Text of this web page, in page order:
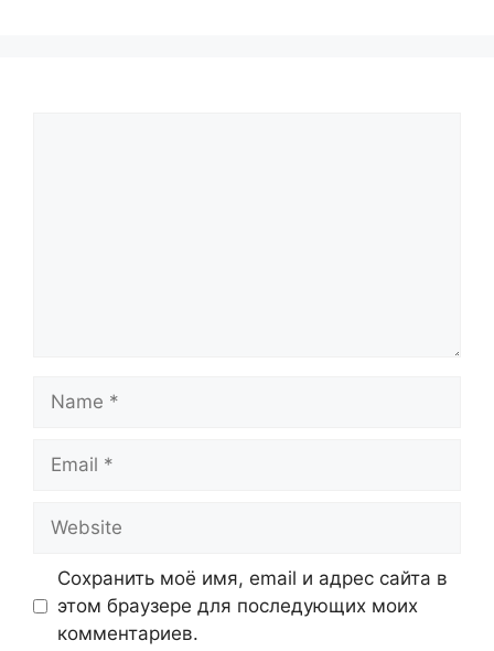
Name
Email
Website
Сохранить моё имя, email и адрес сайта в
этом браузере для последующих моих
комментариев.